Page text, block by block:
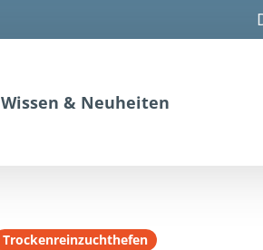
Wissen & Neuheiten
Trockenreinzuchthefen